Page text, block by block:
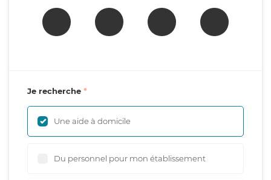
Je recherche
Une aide à domicile
Du personnel pour mon établissement